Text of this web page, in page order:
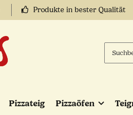
Produkte in bester Qualität
Pizzateig Pizzaöfen